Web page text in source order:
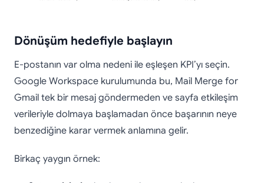
Dönüşüm hedefiyle başlayın
E-postanın var olma nedeni ile eşleşen KPI’yı seçin.
Google Workspace kurulumunda bu, Mail Merge for
Gmail tek bir mesaj göndermeden ve sayfa etkileşim
verileriyle dolmaya başlamadan önce başarının neye
benzediğine karar vermek anlamına gelir.
Birkaç yaygın örnek: